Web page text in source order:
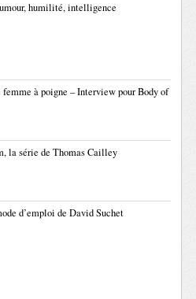
humilité, intelligence
femme à poigne – Interview pour Body of
la série de Thomas Cailley
d’emploi de David Suchet